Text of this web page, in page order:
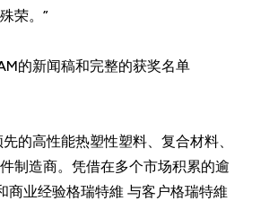
荣。”
的新闻稿和完整的获奖名单
的高性能热塑性塑料、复合材料、
制造商。凭借在多个市场积累的逾
商业经验格瑞特維 与客户格瑞特維